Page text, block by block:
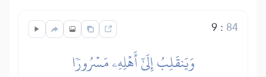
9: 84
وَيَنقَلِبُ إِلَىٰٓ أَهۡلِهِۦ مَسۡرُورٗا